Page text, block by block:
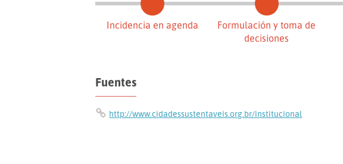
Incidencia en agenda
Formulación y toma de
decisiones
Fuentes
http://www.cidadessustentaveis.org.br/institucional